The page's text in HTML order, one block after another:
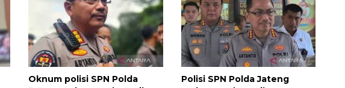
Oknum polisi SPN Polda
Polisi SPN Polda Jateng